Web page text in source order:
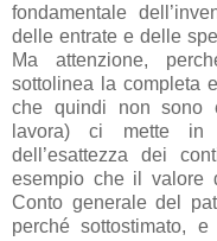
fondamentale
delle entrate e delle
Ma attenzione,
sottolinea la completa
che quindi non sono
lavora) ci mette in
dell’esattezza dei
esempio che il valore
Conto generale del
perché sottostimato,